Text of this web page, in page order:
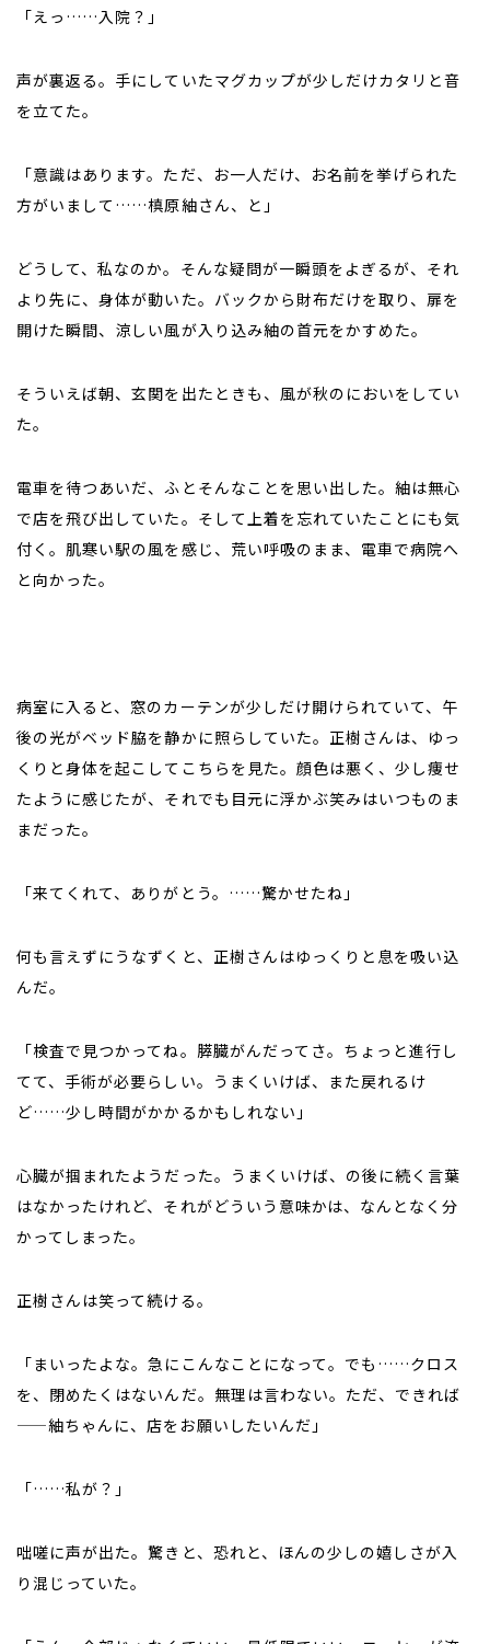
「えっ……入院？」
声が裏返る。手にしていたマグカップが少しだけカタリと音
を立てた。
「意識はあります。ただ、お一人だけ、お名前を挙げられた
方がいまして……槙原紬さん、と」
どうして、私なのか。そんな疑問が一瞬頭をよぎるが、それ
より先に、身体が動いた。バックから財布だけを取り、扉を
開けた瞬間、涼しい風が入り込み紬の首元をかすめた。
そういえば朝、玄関を出たときも、風が秋のにおいをしてい
た。
電車を待つあいだ、ふとそんなことを思い出した。紬は無心
で店を飛び出していた。そして上着を忘れていたことにも気
付く。肌寒い駅の風を感じ、荒い呼吸のまま、電車で病院へ
と向かった。
病室に入ると、窓のカーテンが少しだけ開けられていて、午
後の光がベッド脇を静かに照らしていた。正樹さんは、ゆっ
くりと身体を起こしてこちらを見た。顔色は悪く、少し痩せ
たように感じたが、それでも目元に浮かぶ笑みはいつものま
まだった。
「来てくれて、ありがとう。……驚かせたね」
何も言えずにうなずくと、正樹さんはゆっくりと息を吸い込
んだ。
「検査で見つかってね。膵臓がんだってさ。ちょっと進行し
てて、手術が必要らしい。うまくいけば、また戻れるけ
ど……少し時間がかかるかもしれない」
心臓が掴まれたようだった。うまくいけば、の後に続く言葉
はなかったけれど、それがどういう意味かは、なんとなく分
かってしまった。
正樹さんは笑って続ける。
「まいったよな。急にこんなことになって。でも……クロス
を、閉めたくはないんだ。無理は言わない。ただ、できれば
——紬ちゃんに、店をお願いしたいんだ」
「……私が？」
咄嗟に声が出た。驚きと、恐れと、ほんの少しの嬉しさが入
り混じっていた。